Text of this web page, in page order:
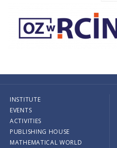
INSTITUTE
EVENTS
ACTIVITIES
PUBLISHING HOUSE
MATHEMATICAL WORLD